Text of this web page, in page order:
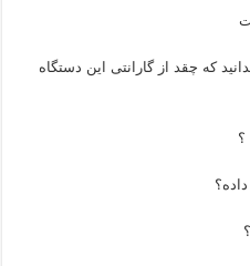
که چقد از گارانتی این دستگاه
؟